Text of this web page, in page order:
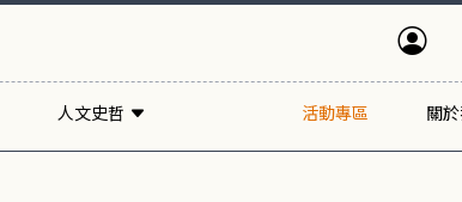
人文史哲 活動專區 關